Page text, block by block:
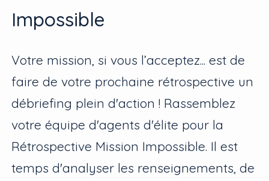
Impossible
Votre mission, si vous l’acceptez... est de
faire de votre prochaine rétrospective un
débriefing plein d'action ! Rassemblez
votre équipe d'agents d'élite pour la
Rétrospective Mission Impossible. Il est
temps d'analyser les renseignements, de